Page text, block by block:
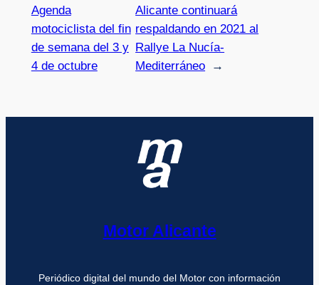
Agenda
motociclista del fin
de semana del 3 y
4 de octubre
Alicante continuará
respaldando en 2021 al
Rallye La Nucía-
Mediterráneo
→
Motor Alicante
Periódico digital del mundo del Motor con información